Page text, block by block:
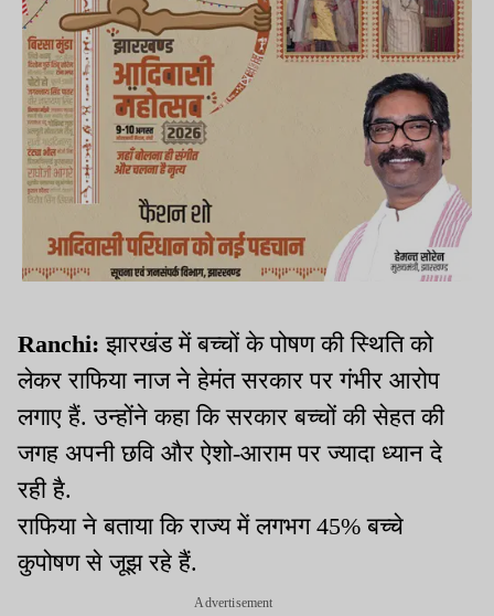
Ranchi: झारखंड में बच्चों के पोषण की स्थिति को
लेकर राफिया नाज ने हेमंत सरकार पर गंभीर आरोप
लगाए हैं. उन्होंने कहा कि सरकार बच्चों की सेहत की
जगह अपनी छवि और ऐशो-आराम पर ज्यादा ध्यान दे
रही है.
राफिया ने बताया कि राज्य में लगभग 45% बच्चे
कुपोषण से जूझ रहे हैं.
Advertisement